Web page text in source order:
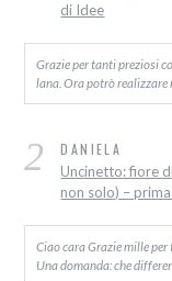
di Idee
Grazie per tanti preziosi
lana. Ora potrò
2 DANIELA
Uncinetto: fiore
non solo) –
Ciao cara Grazie mille
Una domanda: che